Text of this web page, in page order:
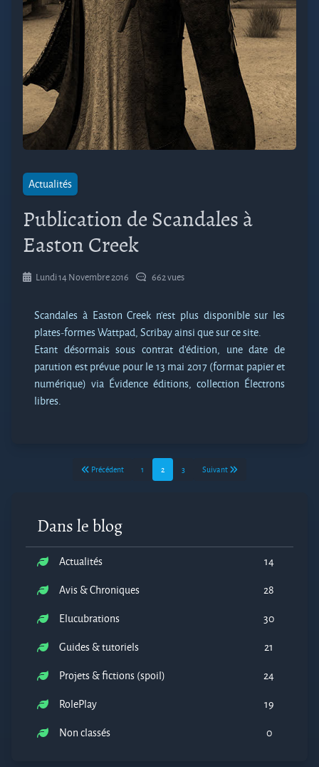
Actualités
Publication de Scandales à
Easton Creek
Lundi 14 Novembre 2016 662 vues
Scandales à Easton Creek n’est plus disponible sur les
plates-formes Wattpad, Scribay ainsi que sur ce site.
Etant désormais sous contrat d’édition, une date de
parution est prévue pour le 13 mai 2017 (format papier et
numérique) via Évidence éditions, collection Électrons
libres.
Précédent 1 2 3 Suivant
Dans le blog
Actualités
14
Avis & Chroniques
28
Elucubrations
30
Guides & tutoriels
21
Projets & fictions (spoil)
24
RolePlay
19
Non classés
0